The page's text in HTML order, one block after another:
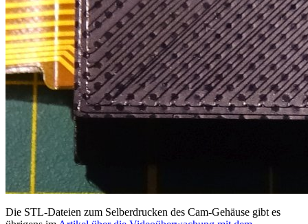
Die STL-Dateien zum Selberdrucken des Cam-Gehäuse gibt es